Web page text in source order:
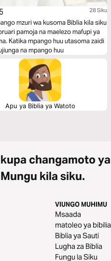
28 Siku
mzuri wa kusoma Biblia kila siku
pamoja na maelezo mafupi ya
Katika mpango huu utasoma zaidi
na mpango huu
Apu ya Biblia ya Watoto
changamoto ya
kila siku.
VIUNGO MUHIMU
Msaada
matoleo ya bibilia
Biblia ya Sauti
Lugha za Biblia
Fungu la Siku